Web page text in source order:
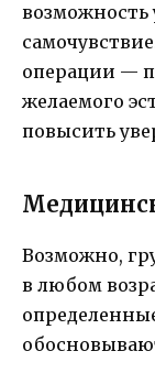
операции —
желаемого
повысить
Возможно,
в любом